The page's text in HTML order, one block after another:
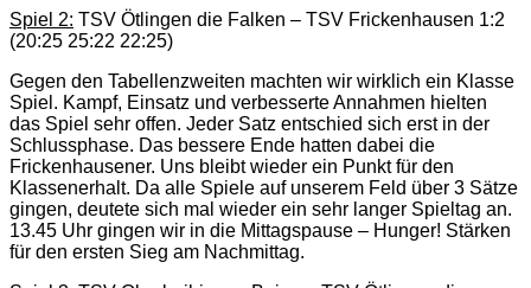
Spiel 2: TSV Ötlingen die Falken – TSV Frickenhausen 1:2
(20:25 25:22 22:25)
Gegen den Tabellenzweiten machten wir wirklich ein Klasse
Spiel. Kampf, Einsatz und verbesserte Annahmen hielten
das Spiel sehr offen. Jeder Satz entschied sich erst in der
Schlussphase. Das bessere Ende hatten dabei die
Frickenhausener. Uns bleibt wieder ein Punkt für den
Klassenerhalt. Da alle Spiele auf unserem Feld über 3 Sätze
gingen, deutete sich mal wieder ein sehr langer Spieltag an.
13.45 Uhr gingen wir in die Mittagspause – Hunger! Stärken
für den ersten Sieg am Nachmittag.